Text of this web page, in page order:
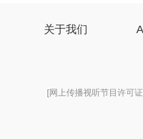
关于我们
[网上传播视听节目许可